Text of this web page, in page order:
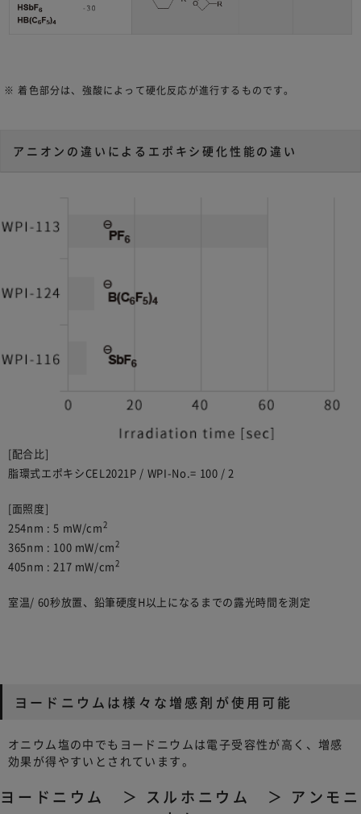
※ 着色部分は、強酸によって硬化反応が進行するものです。
アニオンの違いによるエポキシ硬化性能の違い
[配合比]
脂環式エポキシCEL2021P / WPI-No.= 100 / 2
[面照度]
254nm : 5 mW/cm2
365nm : 100 mW/cm2
405nm : 217 mW/cm2
室温/ 60秒放置、鉛筆硬度H以上になるまでの露光時間を測定
ヨードニウムは様々な増感剤が使用可能
オニウム塩の中でもヨードニウムは電子受容性が高く、増感
効果が得やすいとされています。
ヨードニウム ＞ スルホニウム ＞ アンモニ